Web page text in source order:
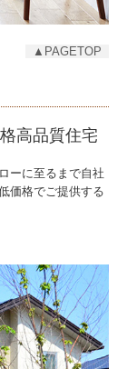
▲PAGETOP
高品質住宅
ーに至るまで自社
価格でご提供する